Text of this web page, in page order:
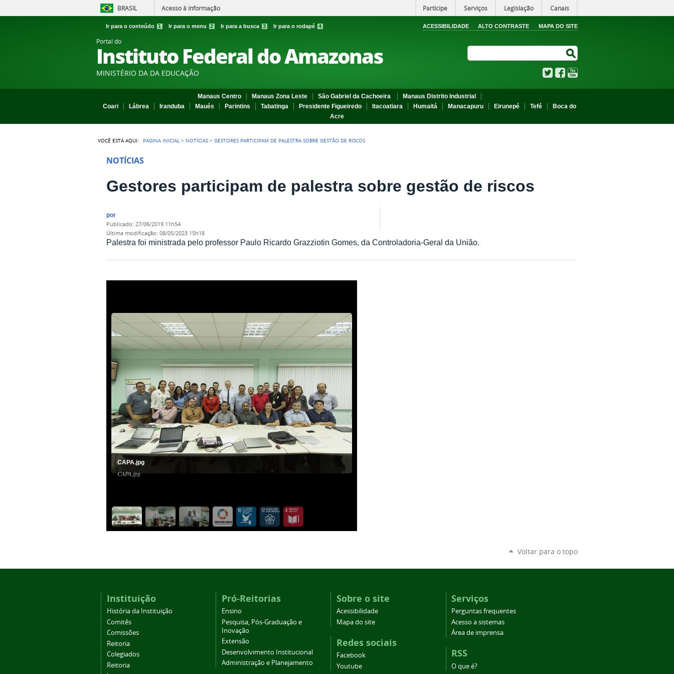
BRASIL Acesso à informação Participe Serviços Legislação Canais
Ir para o conteúdo 1 Ir para o menu 2 Ir para a busca 3 Ir para o rodapé 4 ACESSIBILIDADE ALTO CONTRASTE MAPA DO SITE
Portal do
Instituto Federal do Amazonas
MINISTÉRIO DA DA EDUCAÇÃO TwitterFacebook
Manaus Centro Manaus Zona Leste São Gabriel da Cachoeira
Manaus Distrito Industrial
Coari
Lábrea Iranduba Maués Parintins Tabatinga Presidente Figueiredo Itacoatiara Humaitá Manacapuru Eirunepé Tefé
Boca do
Acre
VOCÊ ESTÁ AQUI: PÁGINA INICIAL > NOTÍCIAS >GESTORES PARTICIPAM DE PALESTRA SOBRE GESTÃO DE RISCOS
NOTÍCIAS
Gestores participam de palestra sobre gestão de riscos
por
publicado: 27/06/2019 11h54
última modificação: 08/05/2023 15h18
Palestra foi ministrada pelo professor Paulo Ricardo Grazziotin Gomes, da Controladoria-Geral da União.
CAPA.jpg
CAPA.jpg
Voltar para o topo
Instituição
História da Instituição
Comitês
Comissões
Reitoria
Colegiados
Reitoria
Pró-Reitorias
Ensino
Pesquisa, Pós-Graduação e
Inovação
Extensão
Desenvolvimento Institucional
Administração e Planejamento
Sobre o site
Acessibilidade
Mapa do site
Redes sociais
Facebook
Youtube
Serviços
Perguntas frequentes
Acesso a sistemas
Área de imprensa
RSS
O que é?